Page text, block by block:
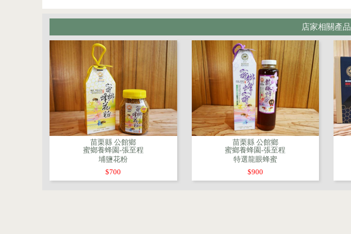
店家相關產品
苗栗縣 公館鄉
蜜鄉養蜂園-張至程
埔鹽花粉
$700
苗栗縣 公館鄉
蜜鄉養蜂園-張至程
特選龍眼蜂蜜
$900